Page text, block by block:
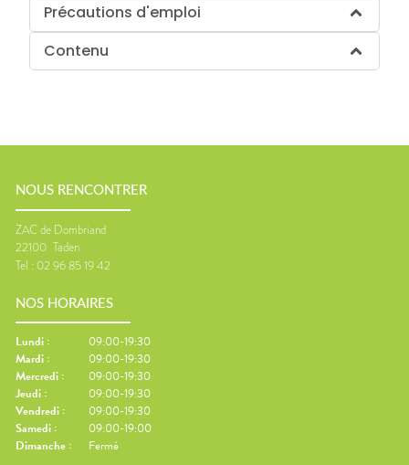
Précautions d'emploi
Contenu
NOUS RENCONTRER
ZAC de Dombriand
22100 Taden
Tel : 02 96 85 19 42
NOS HORAIRES
Lundi :
09:00-19:30
Mardi :
09:00-19:30
Mercredi :
09:00-19:30
Jeudi :
09:00-19:30
Vendredi :
09:00-19:30
Samedi :
09:00-19:00
Dimanche : Fermé